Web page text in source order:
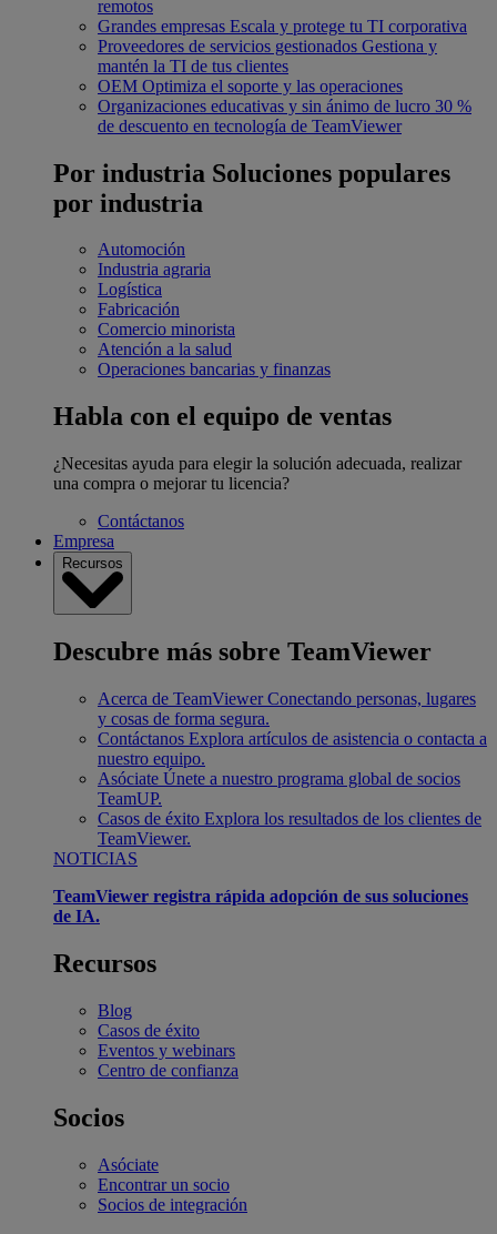
remotos
Grandes empresas Escala y protege tu TI corporativa
Proveedores de servicios gestionados Gestiona y
mantén la TI de tus clientes
OEM Optimiza el soporte y las operaciones
Organizaciones educativas y sin ánimo de lucro 30 %
de descuento en tecnología de TeamViewer
Por industria Soluciones populares
por industria
Automoción
Industria agraria
Logística
Fabricación
Comercio minorista
Atención a la salud
Operaciones bancarias y finanzas
Habla con el equipo de ventas
¿Necesitas ayuda para elegir la solución adecuada, realizar
una compra o mejorar tu licencia?
Contáctanos
Empresa
Recursos
Descubre más sobre TeamViewer
Acerca de TeamViewer Conectando personas, lugares
y cosas de forma segura.
Contáctanos Explora artículos de asistencia o contacta a
nuestro equipo.
Asóciate Únete a nuestro programa global de socios
TeamUP.
Casos de éxito Explora los resultados de los clientes de
TeamViewer.
NOTICIAS
TeamViewer registra rápida adopción de sus soluciones
de IA.
Recursos
Blog
Casos de éxito
Eventos y webinars
Centro de confianza
Socios
Asóciate
Encontrar un socio
Socios de integración